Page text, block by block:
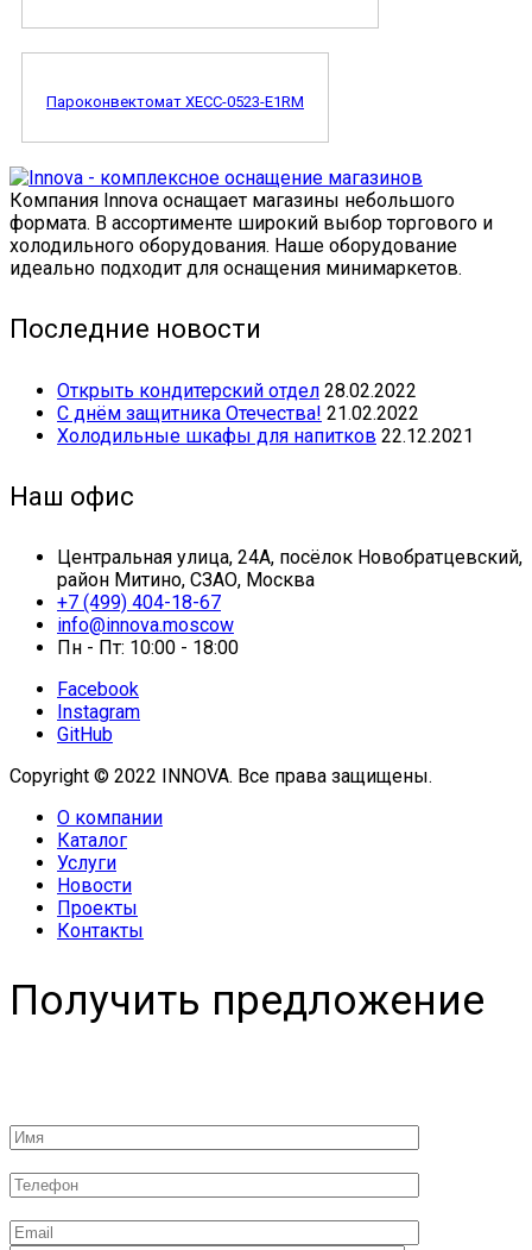
Пароконвектомат XECC-0523-E1RM
Компания Innova оснащает магазины небольшого
формата. В ассортименте широкий выбор торгового и
холодильного оборудования. Наше оборудование
идеально подходит для оснащения минимаркетов.
Последние новости
Открыть кондитерский отдел 28.02.2022
С днём защитника Отечества! 21.02.2022
Холодильные шкафы для напитков 22.12.2021
Наш офис
Центральная улица, 24А, посёлок Новобратцевский,
район Митино, СЗАО, Москва
+7 (499) 404-18-67
info@innova.moscow
Пн - Пт: 10:00 - 18:00
Facebook
Instagram
GitHub
Copyright © 2022 INNOVA. Все права защищены.
О компании
Каталог
Услуги
Новости
Проекты
Контакты
Получить предложение